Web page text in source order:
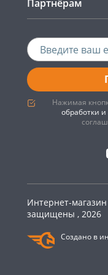
Партнёрам
Нажимая
обработки
Интернет-
защищены , 2026
Создано в